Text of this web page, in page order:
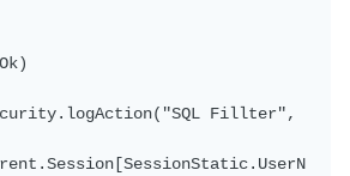
)
.logAction("SQL Fillter",
.Session [SessionStatic.UserN